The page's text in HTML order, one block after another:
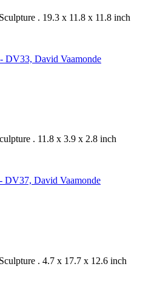
Sculpture . 19.3 x 11.8 x 11.8 inch
. 11.8 x 3.9 x 2.8 inch
Sculpture . 4.7 x 17.7 x 12.6 inch